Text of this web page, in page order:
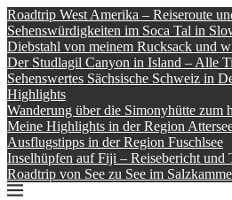
Roadtrip West Amerika – Reiseroute
Sehenswürdigkeiten im Soca Tal in
Diebstahl von meinem Rucksack und
Der Studlagil Canyon in Island – Alle
Sehenswertes Sächsische Schweiz in
Highlights
Wanderung über die Simonyhütte zum
Meine Highlights in der Region
Ausflugstipps in der Region Fuschlsee
Inselhüpfen auf Fiji – Reisebericht und
Roadtrip von See zu See im